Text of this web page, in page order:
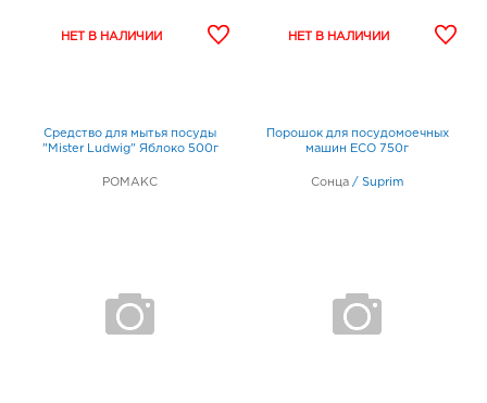
Средство для мытья посуды
"Mister Ludwig" Яблоко 500г
РОМАКС
Порошок для посудомоечных
машин ECO 750г
Сонца / Suprim